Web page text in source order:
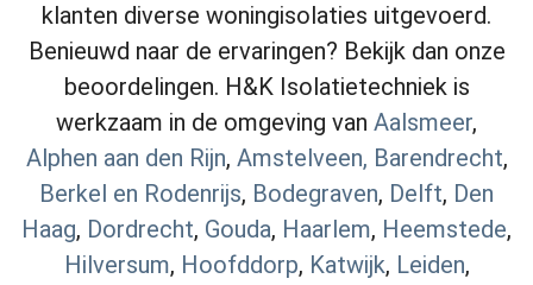
klanten diverse woningisolaties uitgevoerd.
Benieuwd naar de ervaringen? Bekijk dan onze
beoordelingen. H&K Isolatietechniek is
werkzaam in de omgeving van Aalsmeer,
Alphen aan den Rijn, Amstelveen, Barendrecht,
Berkel en Rodenrijs, Bodegraven, Delft, Den
Haag, Dordrecht, Gouda, Haarlem, Heemstede,
Hilversum, Hoofddorp, Katwijk, Leiden,